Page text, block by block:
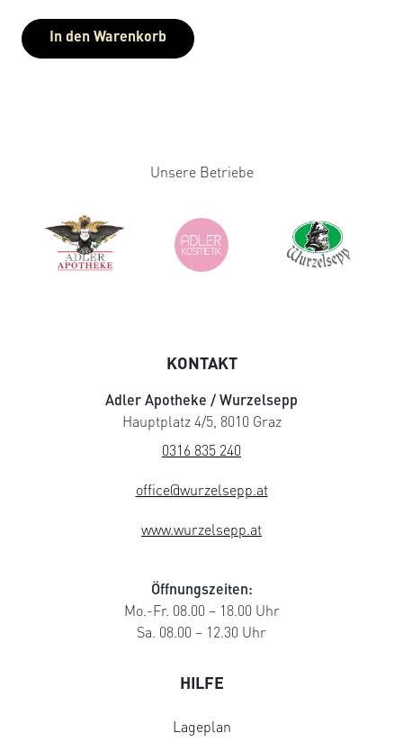
In den Warenkorb
Unsere Betriebe
KONTAKT
Adler Apotheke / Wurzelsepp
Hauptplatz 4/5, 8010 Graz
0316 835 240
office@wurzelsepp.at
www.wurzelsepp.at
Öffnungszeiten:
Mo.-Fr. 08.00 – 18.00 Uhr
Sa. 08.00 – 12.30 Uhr
HILFE
Lageplan